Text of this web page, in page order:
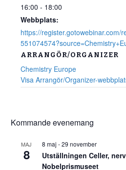
16:00 - 18:00
Webbplats:
https://register.gotowebinar.com/
ARRANGÖR/ORGANIZER
Chemistry Europe
Visa Arrangör/Organizer-
Kommande evenemang
MAJ
8
8 maj -29 november
Utställningen Celler,
Nobelprismuseet